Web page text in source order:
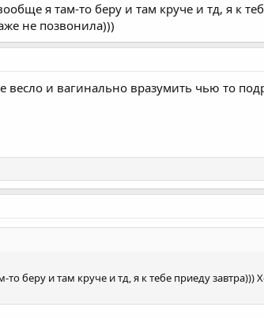
я там-то беру и там круче и тд, я к
не позвонила)))
и вагинально вразумить чью то
беру и там круче и тд, я к тебе приеду завтра)))